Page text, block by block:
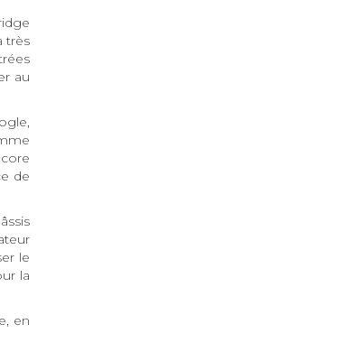
très
au
de
le
la
en